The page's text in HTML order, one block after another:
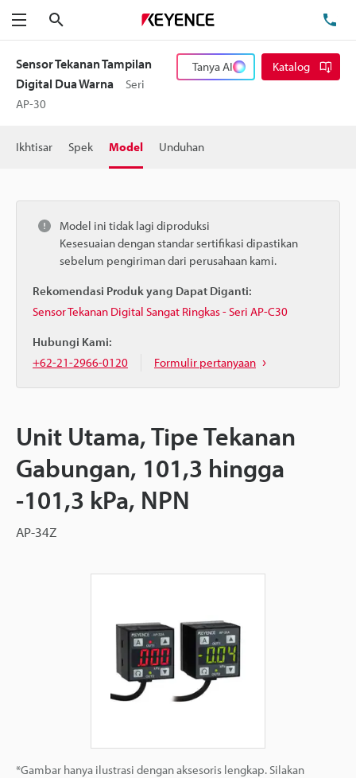
Menu
Sensor Tekanan Tampilan
Digital Dua Warna
Seri
AP-30
Tanya AI Katalog
Ikhtisar Spek Model Unduhan
Model ini tidak lagi diproduksi
Kesesuaian dengan standar sertifikasi dipastikan
sebelum pengiriman dari perusahaan kami.
Rekomendasi Produk yang Dapat Diganti:
Sensor Tekanan Digital Sangat Ringkas - Seri AP-C30
Hubungi Kami:
+62-21-2966-0120
Formulir pertanyaan
Unit Utama, Tipe Tekanan
Gabungan, 101,3 hingga
-101,3 kPa, NPN
AP-34Z
*Gambar hanya ilustrasi dengan aksesoris lengkap. Silakan